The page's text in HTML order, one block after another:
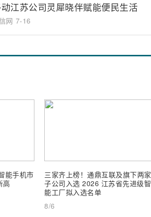
江苏公司灵犀晓伴赋能便民生活
网 7-16
能手机市
高
三家齐上榜！通鼎互联及旗下两家
子公司入选 2026 江苏省先进级智
能工厂拟入选名单
8/6